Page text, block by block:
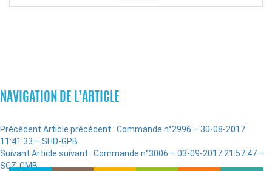
NAVIGATION DE L’ARTICLE
Précédent Article précédent : Commande n°2996 – 30-08-2017
11:41:33 – SHD-GPB
Suivant Article suivant : Commande n°3006 – 03-09-2017 21:57:47 –
SCZ-GMB